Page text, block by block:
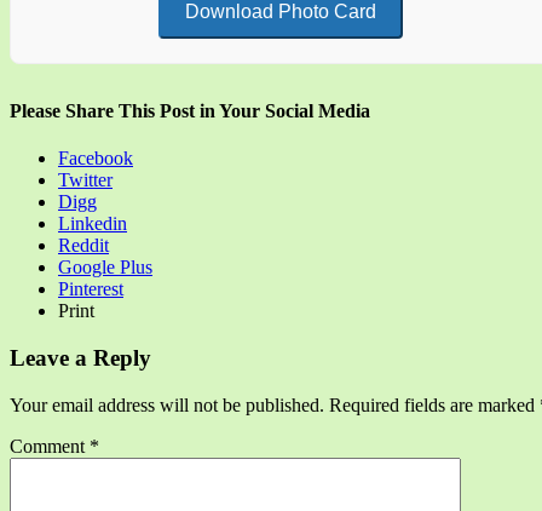
Download Photo Card
Please Share This Post in Your Social Media
Facebook
Twitter
Digg
Linkedin
Reddit
Google Plus
Pinterest
Print
Leave a Reply
Your email address will not be published. Required fields are marked
Comment *